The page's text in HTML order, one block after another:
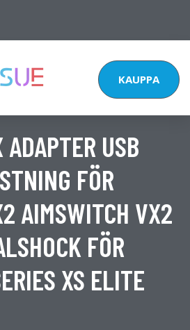
KAUPPA
ADAPTER USB
FÖR
AIMSWITCH VX2
FÖR
XS ELITE